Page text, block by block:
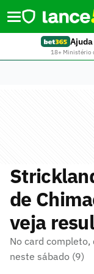
Ajuda
18+ Ministério
de
veja
No card
neste sábado (9)